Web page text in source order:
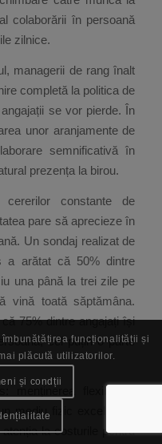
colaborării în persoană
zilnice.
managerii de rang înalt
completă la politica de
se vor pierde. În
unor aranjamente de
semnificativă în
prezența la birou.
constante de
pare să aprecieze în
Un sondaj realizat de
a arătat că 50% dintre
una până la trei zile pe
vină toată săptămâna.
75% dintre angajați își
cel puțin o parte
menținerea flexibilității
mediu fizic excelent și
la costurile pentru
funcționalității și
plăcută utilizatorilor.
și condții